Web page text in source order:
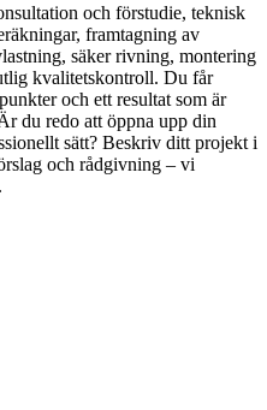
och förstudie, teknisk
framtagning av
säker rivning, montering
kvalitetskontroll. Du får
och ett resultat som är
du redo att öppna upp din
sätt? Beskriv ditt projekt i
och rådgivning – vi